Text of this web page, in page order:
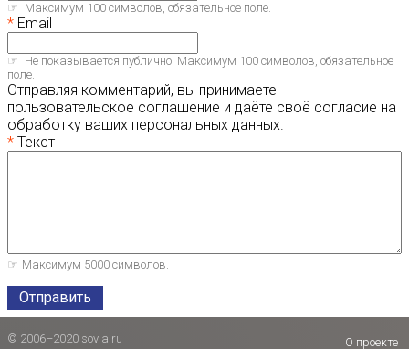
Максимум 100 символов, обязательное поле.
Email
Не показывается публично. Максимум 100 символов, обязательное
поле.
Отправляя комментарий, вы принимаете
пользовательское соглашение и даёте своё согласие на
обработку ваших персональных данных.
Текст
Максимум 5000 символов.
Отправить
© 2006–2020 sovia.ru О проекте